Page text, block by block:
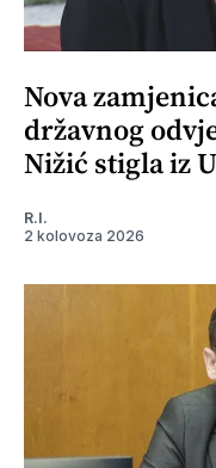
Nova
državnog
Nižić stigla iz
R.I.
2 kolovoza 2026